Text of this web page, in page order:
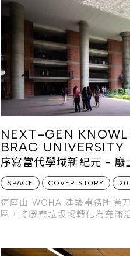
NEXT-GEN
BRAC UNIVERSITY
序寫當代學域新紀元 - 廢
SPACE COVER STORY
這座由 WOHA 建築事務所操
區，將廢棄垃圾場轉化為充滿
極變革與永續發展的關鍵力量